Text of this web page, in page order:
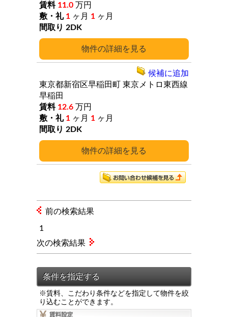
※賃料、こだわり条件などを指定して物件を絞
り込むことができます。
詳細
11.0 万円
1 ヶ月 1 ヶ月
2DK
詳細
東京都新宿区早稲田町 東京メトロ東西線
早稲田
12.6 万円
1 ヶ月 1 ヶ月
2DK
候補に追加
前の検索結果
1